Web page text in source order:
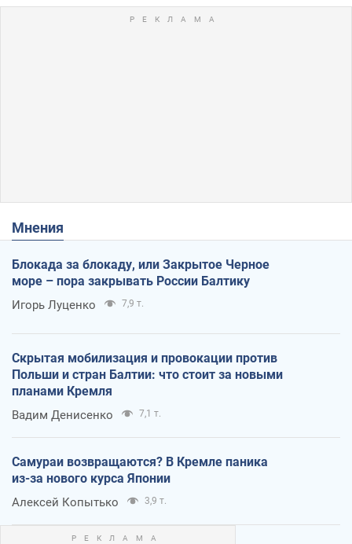
Мнения
Блокада за блокаду, или Закрытое Черное
море – пора закрывать России Балтику
Игорь Луценко 7,9 т.
Скрытая мобилизация и провокации против
Польши и стран Балтии: что стоит за новыми
планами Кремля
Вадим Денисенко 7,1 т.
Самураи возвращаются? В Кремле паника
из-за нового курса Японии
Алексей Копытько 3,9 т.